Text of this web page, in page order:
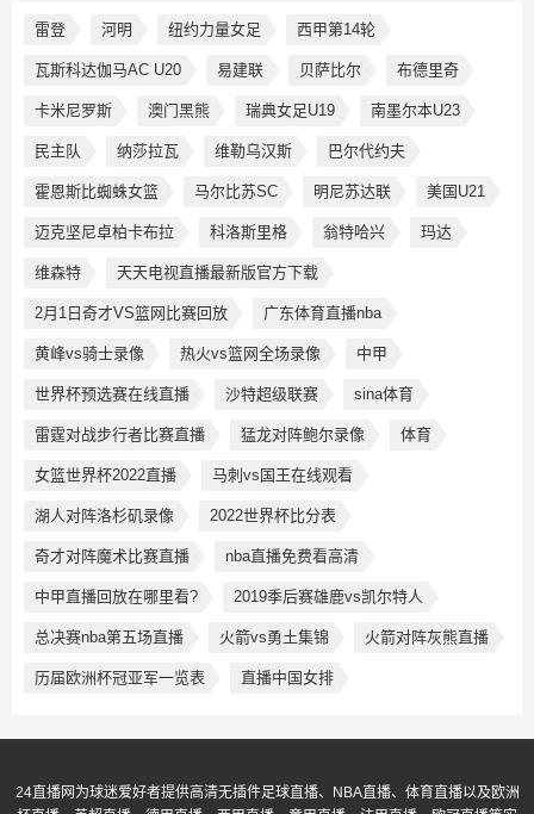
雷登 河明 纽约力量女足 西甲第14轮
瓦斯科达伽马AC U20 易建联 贝萨比尔 布德里奇
卡米尼罗斯 澳门黑熊 瑞典女足U19 南墨尔本U23
民主队 纳莎拉瓦 维勒乌汉斯 巴尔代约夫
霍恩斯比蜘蛛女篮 马尔比苏SC 明尼苏达联 美国U21
迈克坚尼卓柏卡布拉 科洛斯里格 翁特哈兴 玛达
维森特 天天电视直播最新版官方下载
2月1日奇才VS篮网比赛回放 广东体育直播nba
黄峰vs骑士录像 热火vs篮网全场录像 中甲
世界杯预选赛在线直播 沙特超级联赛 sina体育
雷霆对战步行者比赛直播 猛龙对阵鲍尔录像 体育
女篮世界杯2022直播 马刺vs国王在线观看
湖人对阵洛杉矶录像 2022世界杯比分表
奇才对阵魔术比赛直播 nba直播免费看高清
中甲直播回放在哪里看? 2019季后赛雄鹿vs凯尔特人
总决赛nba第五场直播 火箭vs勇土集锦 火箭对阵灰熊直播
历届欧洲杯冠亚军一览表 直播中国女排
24直播网为球迷爱好者提供高清无插件足球直播、NBA直播、体育直播以及欧洲